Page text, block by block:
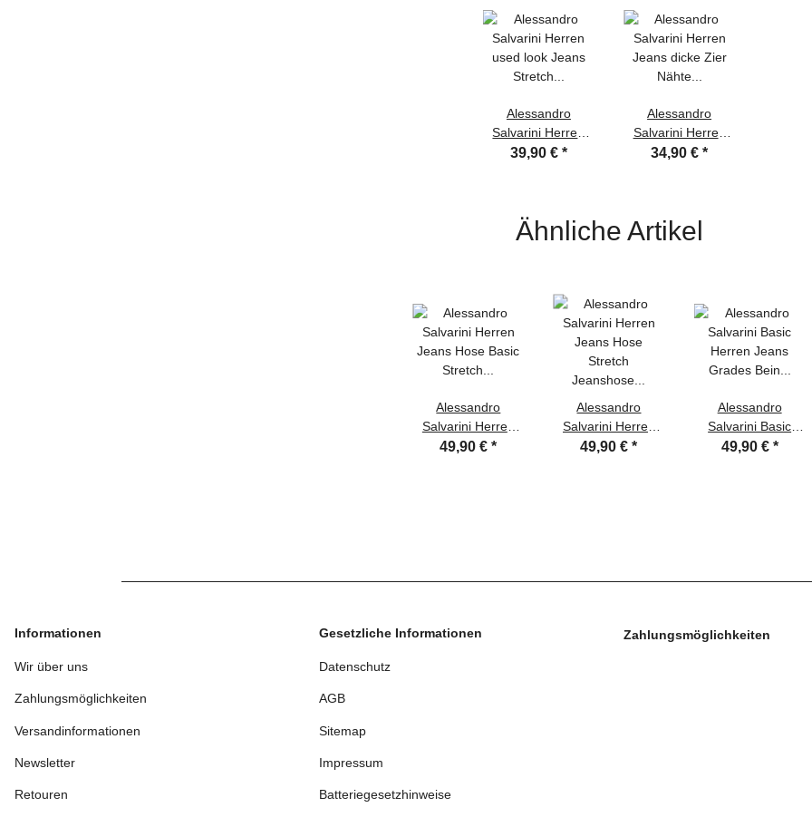
Alessandro
Salvarini Herren
used look Jeans
39,90 € *
Alessandro
Salvarini Herren
Jeans dicke Zier
34,90 €*
Ähnliche Artikel
Alessandro
Salvarini Herren
Jeans Hose Basic
49,90 €*
Alessandro
Salvarini Herren
Jeans Hose
49,90 €*
Alessandro
Salvarini Basic
Herren Jeans
49,90 € *
Informationen
Wir über uns
Zahlungsmöglichkeiten
Versandinformationen
Newsletter
Retouren
Gesetzliche Informationen
Datenschutz
AGB
Sitemap
Impressum
Batteriegesetzhinweise
Zahlungsmöglichkeiten